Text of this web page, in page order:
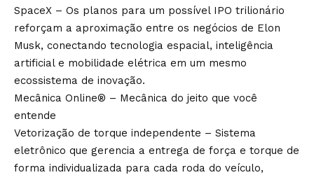
SpaceX – Os planos para um possível IPO trilionário
reforçam a aproximação entre os negócios de Elon
Musk, conectando tecnologia espacial, inteligência
artificial e mobilidade elétrica em um mesmo
ecossistema de inovação.
Mecânica Online® – Mecânica do jeito que você
entende
Vetorização de torque independente – Sistema
eletrônico que gerencia a entrega de força e torque de
forma individualizada para cada roda do veículo,